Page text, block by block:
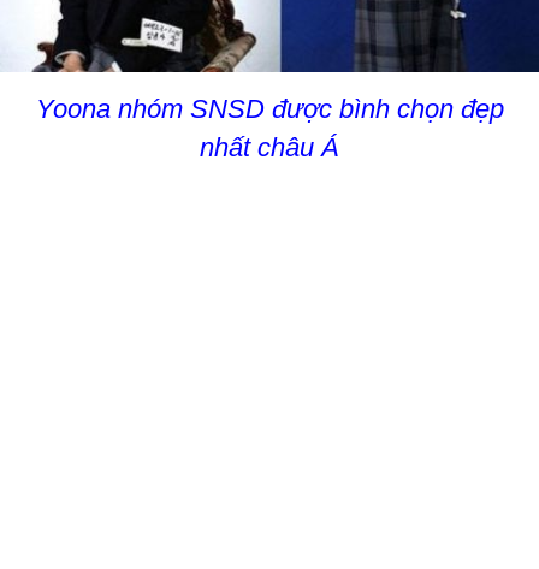
Yoona nhóm SNSD được bình chọn đẹp
nhất châu Á